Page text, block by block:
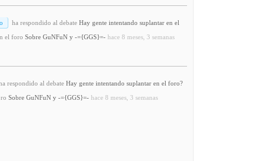
ha respondido al debate Hay gente intentando suplantar en el
el foro Sobre GuNFuN y -={GGS}=- hace 8 meses, 3 semanas
respondido al debate Hay gente intentando suplantar en el foro?
Sobre GuNFuN y -={GGS}=- hace 8 meses, 3 semanas